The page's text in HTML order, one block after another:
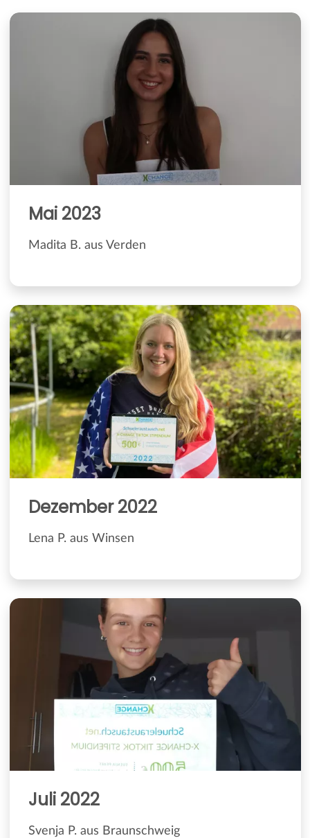
Mai 2023
Madita B. aus Verden
Dezember 2022
Lena P. aus Winsen
Juli 2022
Svenja P. aus Braunschweig